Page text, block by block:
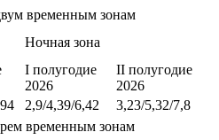
временным зонам
Ночная зона
I полугодие
2026
II полугодие
2026
2,9/4,39/6,42
3,23/5,32/7,8
временным зонам